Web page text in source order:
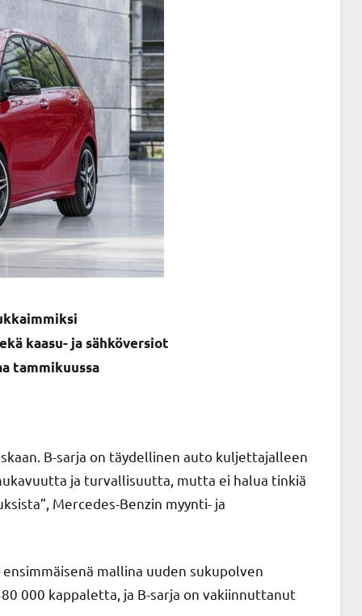
kaasu- ja sähköversiot
tammikuussa
B-sarja on täydellinen auto kuljettajalleen
ja turvallisuutta, mutta ei halua tinkiä
Mercedes-Benzin myynti- ja
mallina uuden sukupolven
000 kappaletta, ja B-sarja on vakiinnuttanut